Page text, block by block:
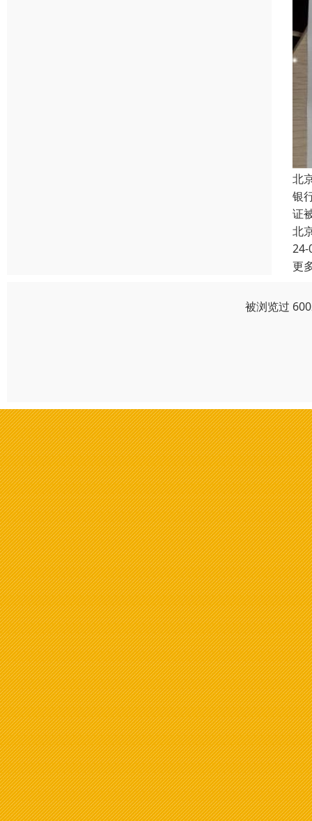
北
银
证
北
24-
更
被浏览过